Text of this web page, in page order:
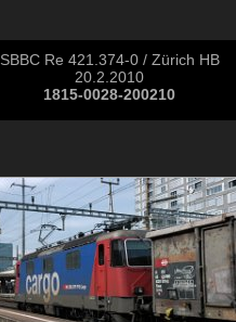
SBBC Re 421.374-0 / Zürich HB
20.2.2010
1815-0028-200210